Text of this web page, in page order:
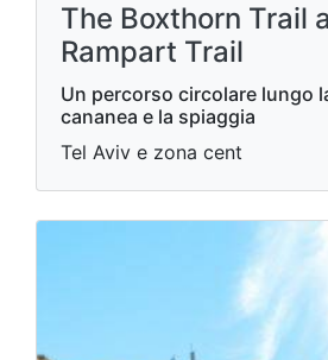
The Boxthorn Trail
Rampart Trail
Un percorso circolare lungo
cananea e la spiaggia
Tel Aviv e zona cent